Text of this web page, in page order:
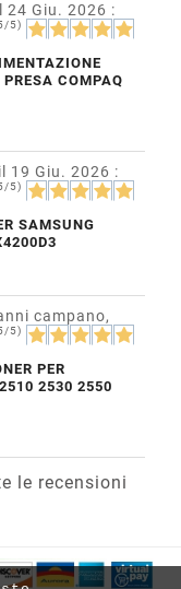
24 Giu. 2026 :
5)
COMPAQ
il 19 Giu. 2026 :
5)
SAMSUNG
campano,
5)
PER
2530 2550
le recensioni